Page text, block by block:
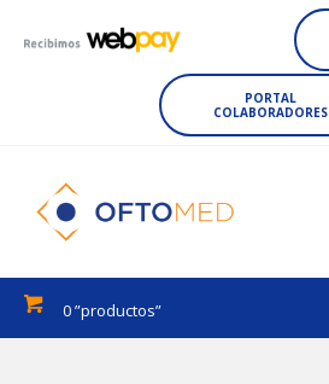
PORTAL
COLABORADORES
0 ”productos”